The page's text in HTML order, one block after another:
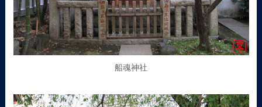
船魂神社